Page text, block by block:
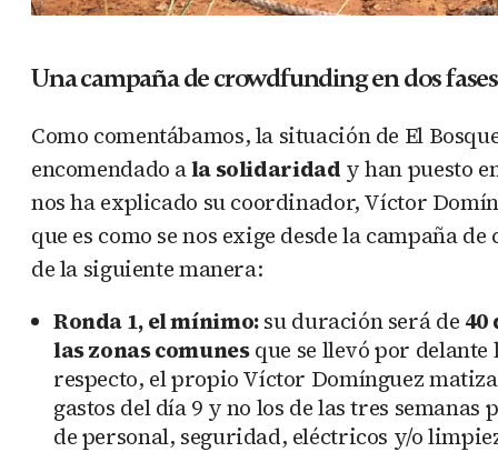
Una campaña de crowdfunding en dos fases
Como comentábamos, la situación de El
encomendado ala solidaridad y han puesto
nos ha explicado su coordinador, Víctor
que es como se nos exige desde la campaña
de la siguiente manera:
Ronda 1, el mínimo:su duración será de 40
las zonas comunesque se llevó por
respecto, el propio Víctor Domínguez
gastos del día 9 y no los de las tres
de personal, seguridad, eléctricos y/o